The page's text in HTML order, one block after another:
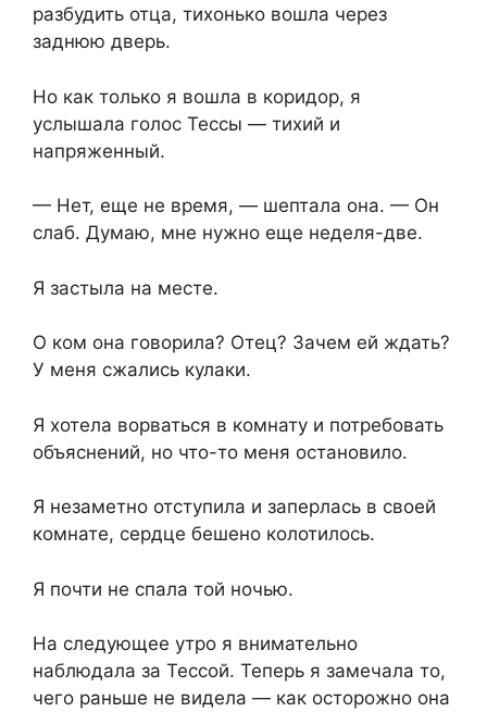
разбудить отца, тихонько вошла через
заднюю дверь.
Но как только я вошла в коридор, я
услышала голос Тессы — тихий и
напряженный.
— Нет, еще не время, — шептала она. — Он
слаб. Думаю, мне нужно еще неделя-две.
Я застыла на месте.
О ком она говорила? Отец? Зачем ей ждать?
У меня сжались кулаки.
Я хотела ворваться в комнату и потребовать
объяснений, но что-то меня остановило.
Я незаметно отступила и заперлась в своей
комнате, сердце бешено колотилось.
Я почти не спала той ночью.
На следующее утро я внимательно
наблюдала за Тессой. Теперь я замечала то,
чего раньше не видела — как осторожно она